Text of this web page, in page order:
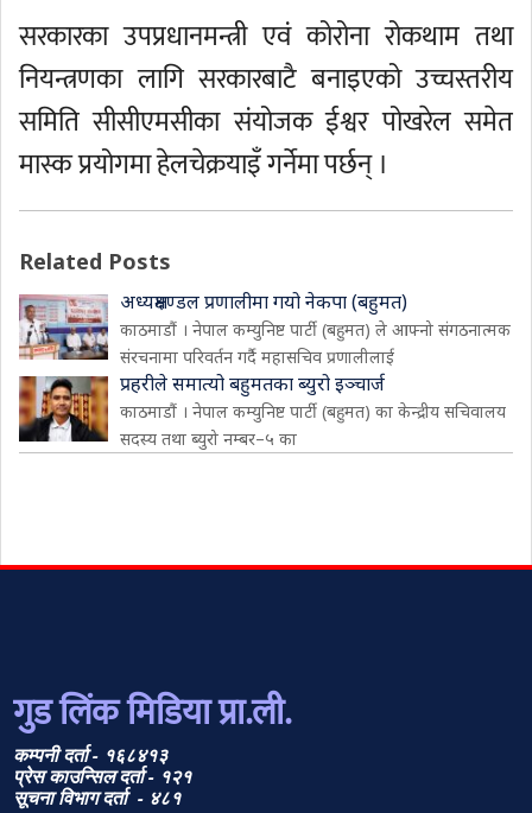
सरकारका उपप्रधानमन्त्री एवं कोरोना रोकथाम तथा
नियन्त्रणका लागि सरकारबाटै बनाइएको उच्चस्तरीय
समिति सीसीएमसीका संयोजक ईश्वर पोखरेल समेत
मास्क प्रयोगमा हेलचेक्रयाइँ गर्नेमा पर्छन् ।
Related Posts
अध्यक्षमण्डल प्रणालीमा गयो नेकपा (बहुमत)
काठमाडौं । नेपाल कम्युनिष्ट पार्टी (बहुमत) ले आफ्नो संगठनात्मक
संरचनामा परिवर्तन गर्दै महासचिव प्रणालीलाई
प्रहरीले समात्यो बहुमतका ब्युरो इञ्चार्ज
काठमाडौं । नेपाल कम्युनिष्ट पार्टी (बहुमत) का केन्द्रीय सचिवालय
सदस्य तथा ब्युरो नम्बर–५ का
गुड लिंक मिडिया प्रा.ली.
कम्पनी दर्ता - १६८४१३
प्रेस काउन्सिल दर्ता - १२१
सूचना विभाग दर्ता - ४८१